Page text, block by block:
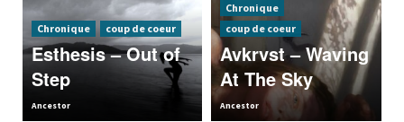
Chronique coup de coeur
Esthesis – Out of
Step
Ancestor
Chronique
coup de coeur
Avkrvst – Waving
At The Sky
Ancestor